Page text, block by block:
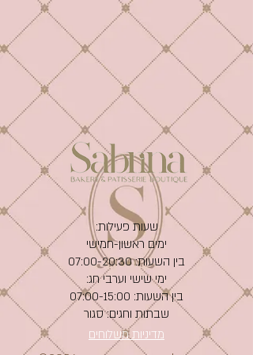
שעות פעילות:
ימים ראשון-חמישי
בין השעות: 07:00-20:30
ימי שישי וערבי חג:
בין השעות: 07:00-15:00
שבתות וחגים: סגור
מדיניות משלוחים